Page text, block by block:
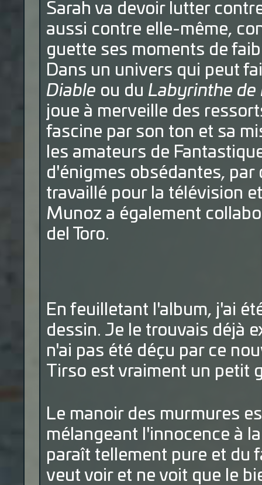
Sarah va devoir lutter
aussi contre elle-même,
guette ses moments de
Dans un univers qui peut
Diable ou du Labyrinthe de
joue à merveille des
fascine par son ton et sa
les amateurs de
d'énigmes obsédantes,
travaillé pour la télévision
Munoz a également
del Toro.
En feuilletant l'album, j'ai
dessin. Je le trouvais déjà
n'ai pas été déçu par ce
Tirso est vraiment un petit
Le manoir des murmures
mélangeant l'innocence à
paraît tellement pure et du
veut voir et ne voit que le